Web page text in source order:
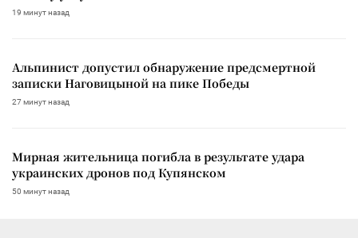
19 минут назад
Альпинист допустил обнаружение предсмертной
записки Наговицыной на пике Победы
27 минут назад
Мирная жительница погибла в результате удара
украинских дронов под Купянском
50 минут назад